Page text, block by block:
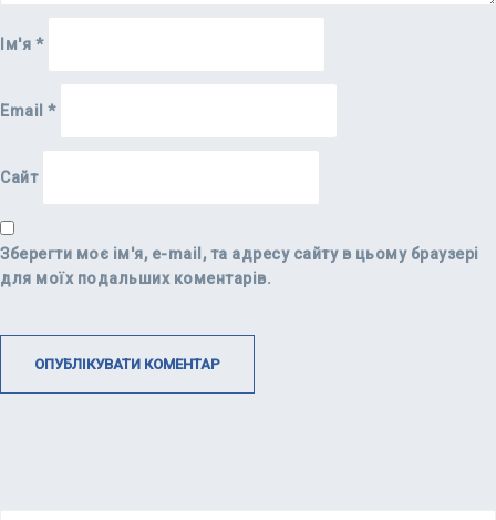
Ім'я *
Email *
Сайт
Зберегти моє ім'я, e-mail, та адресу сайту в цьому браузері
для моїх подальших коментарів.